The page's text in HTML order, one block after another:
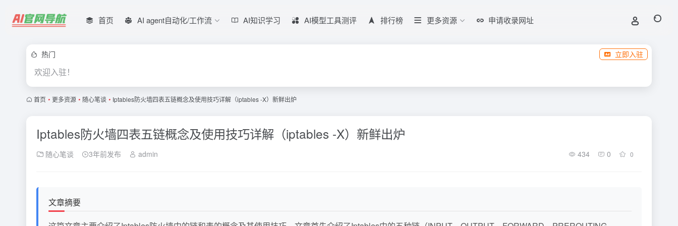
首页 AI agent自动化/工作流 AI知识学习 AI模型工具测评 排行榜 更多资源 申请收录网址
热门 立即入驻
欢迎入驻！
首页 • 更多资源 • 随心笔谈 • Iptables防火墙四表五链概念及使用技巧详解（iptables -X）新鲜出炉
Iptables防火墙四表五链概念及使用技巧详解（iptables -X）新鲜出炉
随心笔谈 3年前发布 admin 434 0 0
文章摘要